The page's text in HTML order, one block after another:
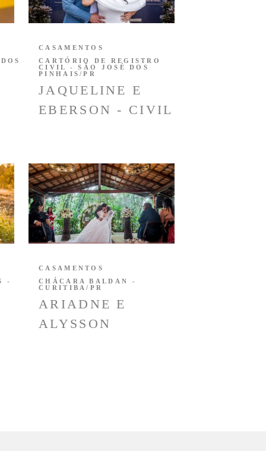
JAQUELINE E
EBERSON - CIVIL
CASAMENTOS
CARTÓRIO DE REGISTRO
CIVIL - SÃO JOSÉ DOS
PINHAIS/PR
-
ARIADNE E
ALYSSON
CASAMENTOS
CHÁCARA BALDAN -
CURITIBA/PR